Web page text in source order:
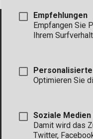
KONTAKT
INFO
VARO - Vic. Van
Joseph Van
VARO IBERICA
Empfehlungen
Empfangen Sie
Ihrem
Personalisierte
Optimieren Sie
Soziale
Damit wird das
Twitter,